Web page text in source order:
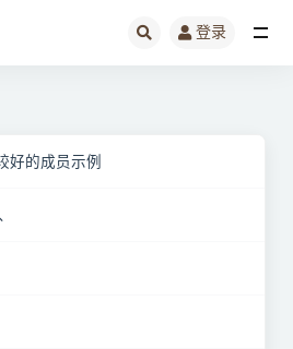
登录
好的成员示例